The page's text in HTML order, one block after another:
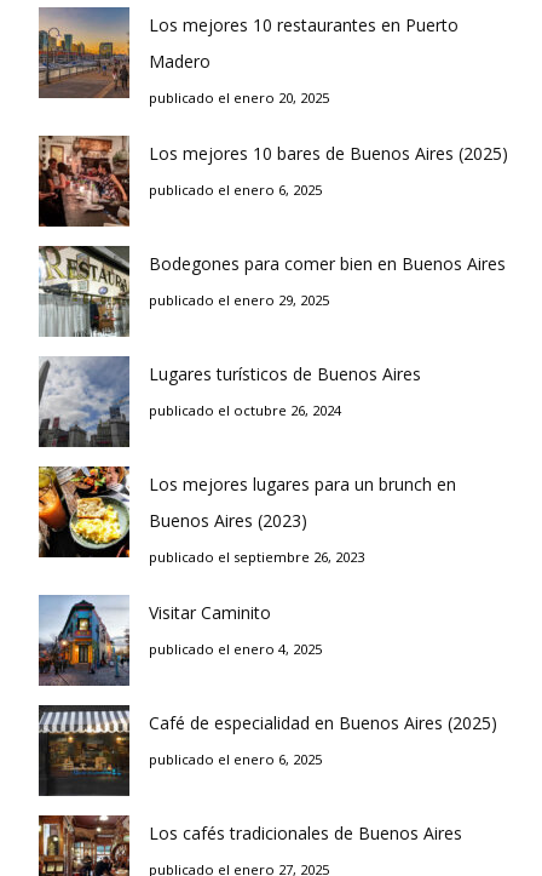
Los mejores 10 restaurantes en Puerto
Madero
publicado el enero 20, 2025
Los mejores 10 bares de Buenos Aires (2025)
publicado el enero 6, 2025
Bodegones para comer bien en Buenos Aires
publicado el enero 29, 2025
Lugares turísticos de Buenos Aires
publicado el octubre 26, 2024
Los mejores lugares para un brunch en
Buenos Aires (2023)
publicado el septiembre 26, 2023
Visitar Caminito
publicado el enero 4, 2025
Café de especialidad en Buenos Aires (2025)
publicado el enero 6, 2025
Los cafés tradicionales de Buenos Aires
publicado el enero 27, 2025